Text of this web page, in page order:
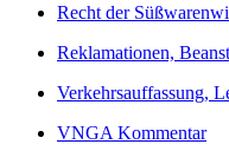
Recht der
Reklamationen,
Verkehrsauffassung,
VNGA Kommentar